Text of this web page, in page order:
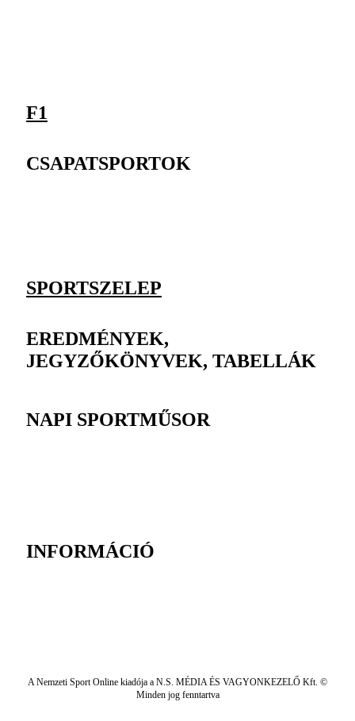
F1
CSAPATSPORTOK
SPORTSZELEP
EREDMÉNYEK,
JEGYZŐKÖNYVEK, TABELLÁK
NAPI SPORTMŰSOR
INFORMÁCIÓ
A Nemzeti Sport Online kiadója a N.S. MÉDIA ÉS VAGYONKEZELŐ Kft. ©
Minden jog fenntartva